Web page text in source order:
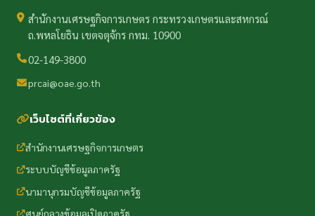
สำนักงานเศรษฐกิจการเกษตร กระทรวงเกษตรและสหกรณ์
ถ.พหลโยธิน เขตจตุจักร กทม. 10900
02-149-3800
prcai@oae.go.th
เว็บไซต์ที่เกี่ยวข้อง
สำนักงานเศรษฐกิจการเกษตร
ระบบบัญชีข้อมูลภาครัฐ
นามานุกรมบัญชีข้อมูลภาครัฐ
ศูนย์กลางข้อมูลเปิดภาครัฐ